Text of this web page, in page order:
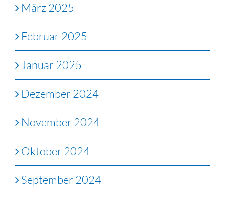
März 2025
Februar 2025
Januar 2025
Dezember 2024
November 2024
Oktober 2024
September 2024